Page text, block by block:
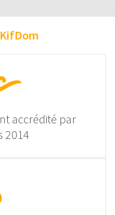
KifDom
accrédité par
2014